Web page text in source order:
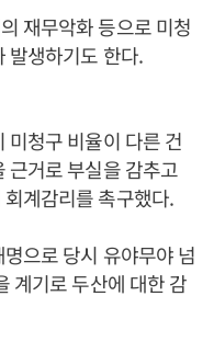
재무악화 등으로 미청
발생하기도 한다.
미청구 비율이 다른 건
근거로 부실을 감추고
계감리를 촉구했다.
으로 당시 유야무야 넘
계기로 두산에 대한 감